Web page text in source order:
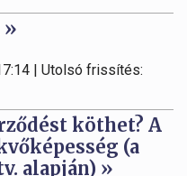
»
| Utolsó frissítés:
köthet? A
(a
alapján) »